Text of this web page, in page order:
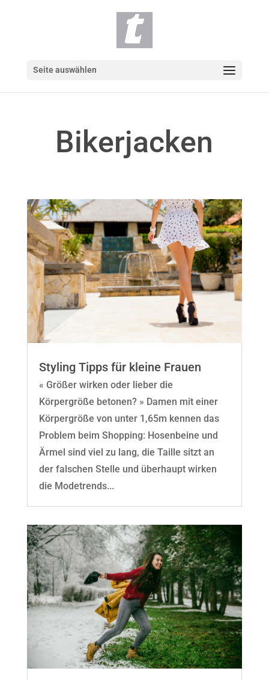
Seite auswählen
Bikerjacken
Styling Tipps für kleine Frauen
« Größer wirken oder lieber die
Körpergröße betonen? » Damen mit einer
Körpergröße von unter 1,65m kennen das
Problem beim Shopping: Hosenbeine und
Ärmel sind viel zu lang, die Taille sitzt an
der falschen Stelle und überhaupt wirken
die Modetrends...